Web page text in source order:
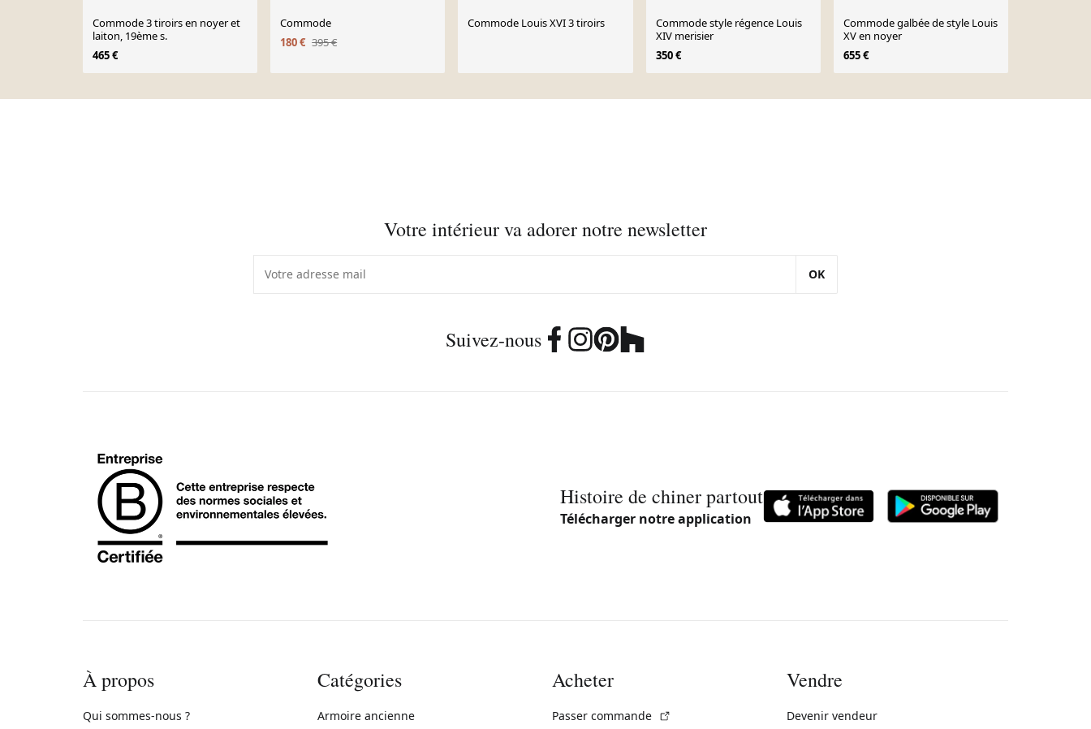
Commode 3 tiroirs en noyer et
laiton, 19ème s.
465 €
Commode
180 € 395 €
Commode Louis XVI 3 tiroirs
Commode style régence Louis
XIV merisier
350 €
Commode galbée de style Louis
XV en noyer
655 €
Votre intérieur va adorer notre newsletter
OK
Suivez-nous
Histoire de chiner partout
Télécharger notre application
À propos
Qui sommes-nous ?
Catégories
Armoire ancienne
Acheter
Passer commande
Vendre
Devenir vendeur